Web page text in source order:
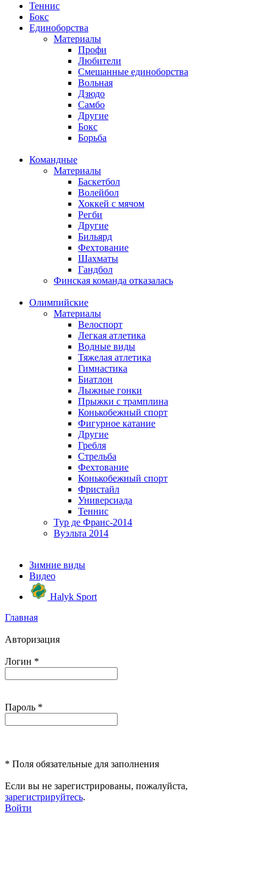
Теннис
Бокс
Единоборства
Материалы
Профи
Любители
Смешанные единоборства
Вольная
Дзюдо
Самбо
Другие
Бокс
Борьба
Командные
Материалы
Баскетбол
Волейбол
Хоккей с мячом
Регби
Другие
Бильярд
Фехтование
Шахматы
Гандбол
Финская команда отказалась
Олимпийские
Материалы
Велоспорт
Легкая атлетика
Водные виды
Тяжелая атлетика
Гимнастика
Биатлон
Лыжные гонки
Прыжки с трамплина
Конькобежный спорт
Фигурное катание
Другие
Гребля
Стрельба
Фехтование
Конькобежный спорт
Фристайл
Универсиада
Теннис
Тур де Франс-2014
Вуэльта 2014
Зимние виды
Видео
Halyk Sport
Главная
Авторизация
Логин *
Пароль *
* Поля обязательные для заполнения
Если вы не зарегистрированы, пожалуйста,
зарегистрируйтесь.
Войти